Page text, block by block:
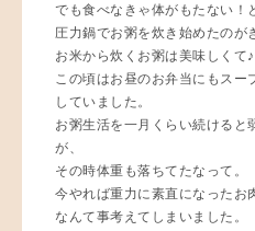
でも食べなきゃ体がもたない！
圧力鍋でお粥を炊き始めたのが
お米から炊くお粥は美味しくて♪
この頃はお昼のお弁当にもスー
していました。
お粥生活を一月くらい続けると
が、
その時体重も落ちてたなって。
今やれば重力に素直になったお
なんて事考えてしまいました。